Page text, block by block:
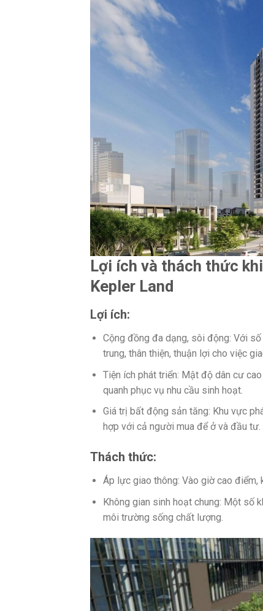
Lợi ích và thách thức
Kepler Land
Lợi ích:
Cộng đồng đa dạng, sôi động: Với
trung, thân thiện, thuận lợi cho việc
Tiện ích phát triển: Mật độ dân cư
quanh phục vụ nhu cầu sinh hoạt.
Giá trị bất động sản tăng: Khu vực
hợp với cả người mua để ở và đầu tư.
Thách thức:
Áp lực giao thông: Vào giờ cao
Không gian sinh hoạt chung: Một số
môi trường sống chất lượng.